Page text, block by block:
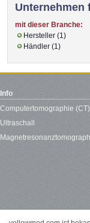
Unternehmen
mit dieser Branche:
Hersteller (1)
Händler (1)
Info
Computertomographie (CT)
Ultraschall